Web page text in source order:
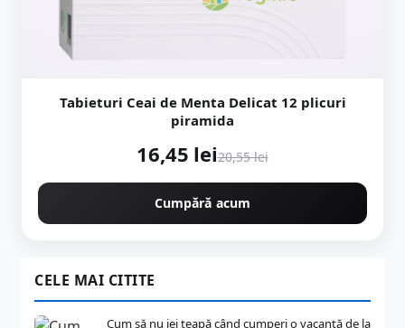
Tabieturi Ceai de Menta Delicat 12 plicuri
piramida
16,45 lei20,55 lei
Cumpără acum
CELE MAI CITITE
Cum să nu iei țeapă când cumperi o vacanță de la